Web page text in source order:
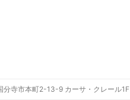
分寺市本町2-13-9 カーサ・クレール1F